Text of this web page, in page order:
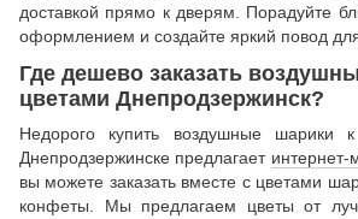
доставкой прямо к дверям. Порадуйте
оформлением и создайте яркий повод
Где дешево заказать
цветами Днепродзержинск?
Недорого купить воздушные шарики
Днепродзержинске предлагает интернет-
вы можете заказать вместе с цветами
конфеты. Мы предлагаем цветы от